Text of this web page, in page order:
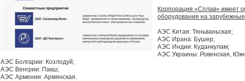
Корпорация «Сплав» имеет
оборудования на
АЭС Китая: Тяньваньская;
АЭС Ирана: Бушер;
АЭС Индии: Куданкулам;
АЭС Украины: Ровенская,
АЭС Болгарии: Козлодуй;
АЭС Венгрии: Пакш;
АЭС Армении: Армянская.